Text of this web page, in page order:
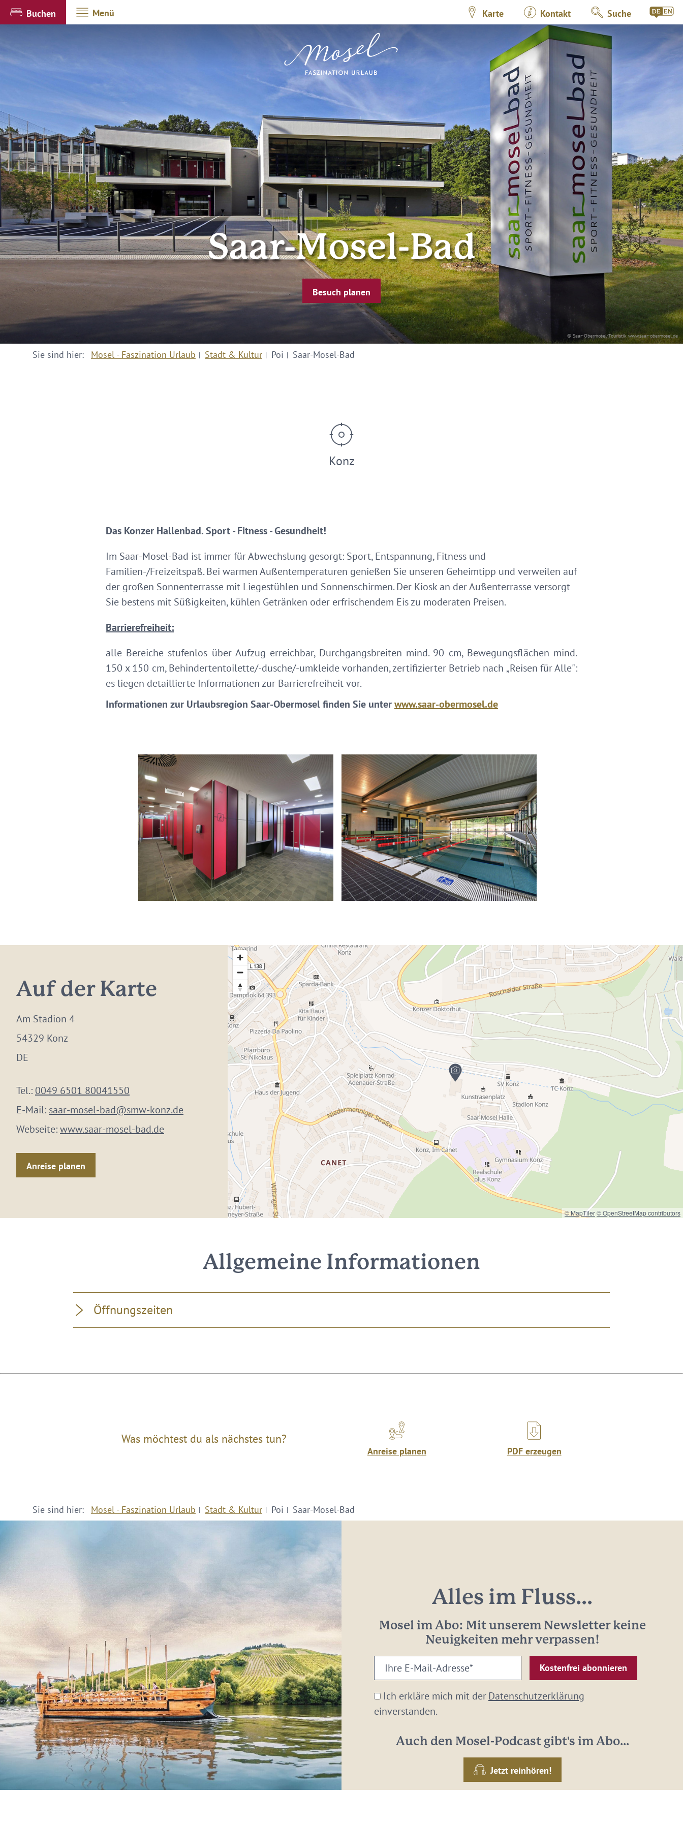
Buchen Menü Karte Kontakt Suche
© Saar-Obermosel-Touristik www.saar-obermosel.de
Saar-Mosel-Bad
Besuch planen
Sie sind hier: Mosel - Faszination Urlaub Stadt & Kultur Poi Saar-Mosel-Bad
Konz
Das Konzer Hallenbad. Sport - Fitness - Gesundheit!
Im Saar-Mosel-Bad ist immer für Abwechslung gesorgt: Sport, Entspannung, Fitness und
Familien-/Freizeitspaß. Bei warmen Außentemperaturen genießen Sie unseren Geheimtipp und verweilen auf
der großen Sonnenterrasse mit Liegestühlen und Sonnenschirmen. Der Kiosk an der Außenterrasse versorgt
Sie bestens mit Süßigkeiten, kühlen Getränken oder erfrischendem Eis zu moderaten Preisen.
Barrierefreiheit:
alle Bereiche stufenlos über Aufzug erreichbar, Durchgangsbreiten mind. 90 cm, Bewegungsflächen mind.
150 x 150 cm, Behindertentoilette/-dusche/-umkleide vorhanden, zertifizierter Betrieb nach „Reisen für Alle":
es liegen detaillierte Informationen zur Barrierefreiheit vor.
Informationen zur Urlaubsregion Saar-Obermosel finden Sie unterwww.saar-obermosel.de
Auf der Karte
Am Stadion 4
54329 Konz
DE
Tel.: 0049 6501 80041550
E-Mail: saar-mosel-bad@smw-konz.de
Webseite:www.saar-mosel-bad.de
Anreise planen
© MapTiler© OpenStreetMap contributors
Allgemeine Informationen
Öffnungszeiten
Was möchtest du als nächstes tun?
Anreise planen PDF erzeugen
Sie sind hier: Mosel - Faszination Urlaub Stadt & Kultur Poi Saar-Mosel-Bad
Alles im Fluss...
Mosel im Abo: Mit unserem Newsletter keine
Neuigkeiten mehr verpassen!
Ihre
E-
Mail-
Adresse:
Ich erkläre mich mit derDatenschutzerklärung
einverstanden.
Auch den Mosel-Podcast gibt's im Abo...
Jetzt reinhören!